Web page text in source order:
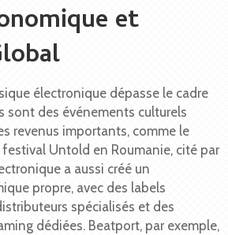
et
électronique dépasse le cadre
sont des événements culturels
revenus importants, comme le
festival Untold en Roumanie, cité par
a aussi créé un
propre, avec des labels
spécialisés et des
dédiées. Beatport, par exemple,